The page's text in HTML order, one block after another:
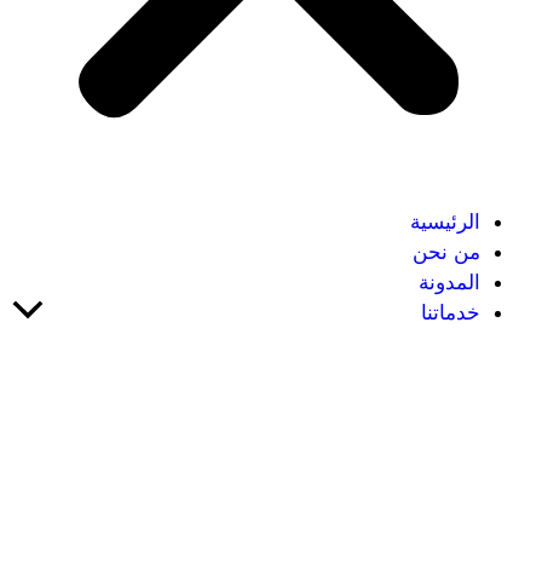
الرئيسية
من نحن
المدونة
خدماتنا